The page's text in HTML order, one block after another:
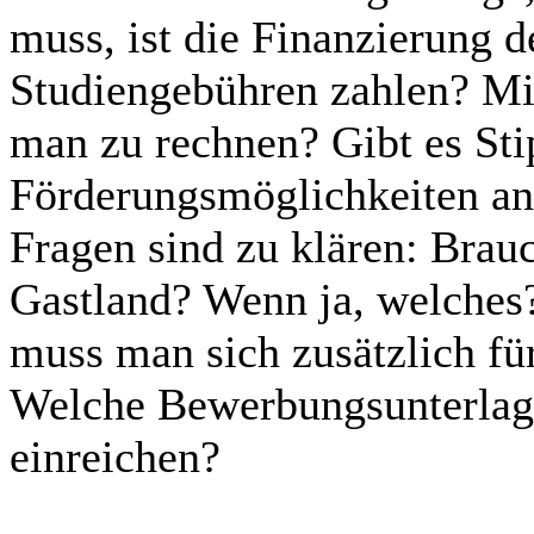
muss, ist die Finanzierung
Studiengebühren zahlen?
man zu rechnen? Gibt es
Förderungsmöglichkeiten
Fragen sind zu klären:
Gastland? Wenn ja,
muss man sich zusätzlich
Welche
einreichen?